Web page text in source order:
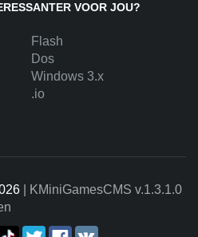
VOOR JOU?
Flash
Dos
Windows 3.x
.io
| KMiniGamesCMS v.1.3.1.0